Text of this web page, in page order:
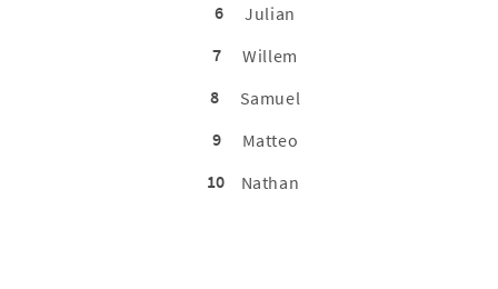
6
Julian
7
Willem
8
Samuel
9
Matteo
10
Nathan